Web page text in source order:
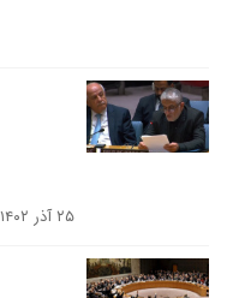
۲۵ آذر ۱۴۰۲